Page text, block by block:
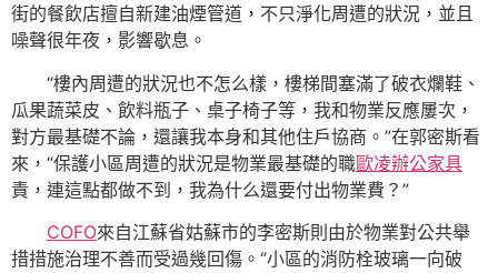
街的餐飲店擅自新建油煙管道，不只淨化周遭的狀況，並且
噪聲很年夜，影響歇息。
“樓內周遭的狀況也不怎么樣，樓梯間塞滿了破衣爛鞋、
瓜果蔬菜皮、飲料瓶子、桌子椅子等，我和物業反應屢次，
對方最基礎不論，還讓我本身和其他住戶協商。”在郭密斯看
來，“保護小區周遭的狀況是物業最基礎的職歐凌辦公家具
責，連這點都做不到，我為什么還要付出物業費？”
COFO來自江蘇省姑蘇市的李密斯則由於物業對公共舉
措措施治理不善而受過幾回傷。“小區的消防栓玻璃一向破